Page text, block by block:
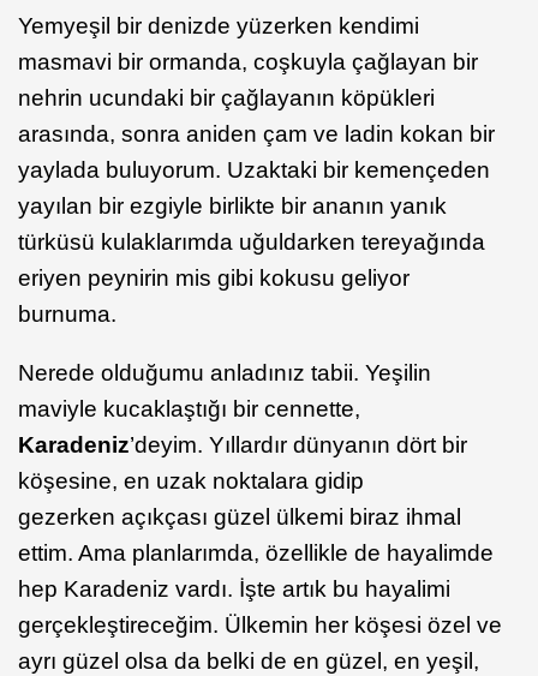
Yemyeşil bir denizde yüzerken kendimi
masmavi bir ormanda, coşkuyla çağlayan bir
nehrin ucundaki bir çağlayanın köpükleri
arasında, sonra aniden çam ve ladin kokan bir
yaylada buluyorum. Uzaktaki bir kemençeden
yayılan bir ezgiyle birlikte bir ananın yanık
türküsü kulaklarımda uğuldarken tereyağında
eriyen peynirin mis gibi kokusu geliyor
burnuma.
Nerede olduğumu anladınız tabii. Yeşilin
maviyle kucaklaştığı bir cennette,
Karadeniz’deyim. Yıllardır dünyanın dört bir
köşesine, en uzak noktalara gidip
gezerken açıkçası güzel ülkemi biraz ihmal
ettim. Ama planlarımda, özellikle de hayalimde
hep Karadeniz vardı. İşte artık bu hayalimi
gerçekleştireceğim. Ülkemin her köşesi özel ve
ayrı güzel olsa da belki de en güzel, en yeşil,